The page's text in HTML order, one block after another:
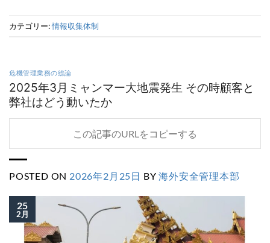
カテゴリー:情報収集体制
危機管理業務の総論
2025年3月ミャンマー大地震発生 その時顧客と
弊社はどう動いたか
この記事のURLをコピーする
POSTED ON 2026年2月25日 BY海外安全管理本部
25
2月